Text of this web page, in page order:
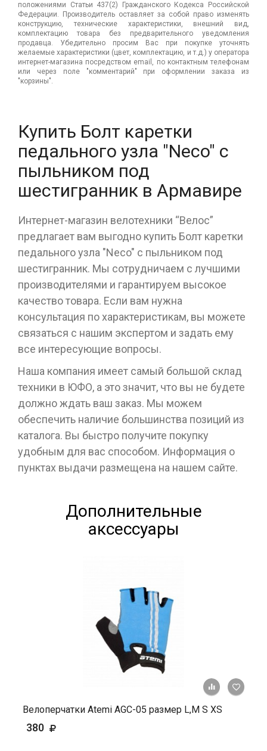
положениями Статьи 437(2) Гражданского Кодекса Российской
Федерации. Производитель оставляет за собой право изменять
конструкцию, технические характеристики, внешний вид,
комплектацию товара без предварительного уведомления
продавца. Убедительно просим Вас при покупке уточнять
желаемые характеристики (цвет, комплектацию, и т.д.) у оператора
интернет-магазина посредством email, по контактным телефонам
или через поле "комментарий" при оформлении заказа из
"корзины".
Купить Болт каретки
педального узла "Neco" с
пыльником под
шестигранник в Армавире
Интернет-магазин велотехники “Велос”
предлагает вам выгодно купить Болт каретки
педального узла "Neco" с пыльником под
шестигранник. Мы сотрудничаем с лучшими
производителями и гарантируем высокое
качество товара. Если вам нужна
консультация по характеристикам, вы можете
связаться с нашим экспертом и задать ему
все интересующие вопросы.
Наша компания имеет самый большой склад
техники в ЮФО, а это значит, что вы не будете
должно ждать ваш заказ. Мы можем
обеспечить наличие большинства позиций из
каталога. Вы быстро получите покупку
удобным для вас способом. Информация о
пунктах выдачи размещена на нашем сайте.
Дополнительные
аксессуары
+ К
Велоперчатки Atemi AGC-05 размер L,М S XS
380